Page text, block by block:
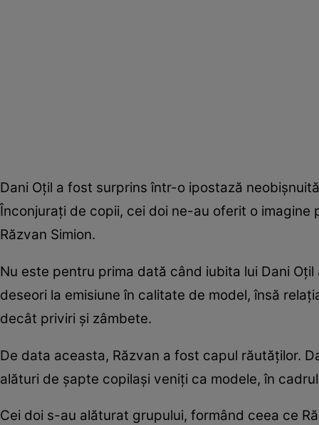
Dani Oţil a fost surprins într-o ipostază
Înconjuraţi de copii, cei doi ne-au oferit o
Răzvan Simion.
Nu este pentru prima dată când iubita lui Dani
deseori la emisiune în calitate de model, însă
decât priviri şi zâmbete.
De data aceasta, Răzvan a fost capul răutăţilor.
alături de şapte copilaşi veniţi ca modele, în
Cei doi s-au alăturat grupului, formând ceea ce